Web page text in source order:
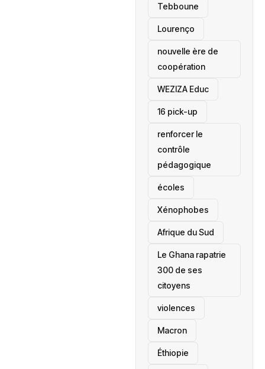
Tebboune
Lourenço
nouvelle ère de
coopération
‎WEZIZA Educ
16 pick-up
renforcer le
contrôle
pédagogique
écoles
‎Xénophobes
Afrique du Sud
Le Ghana rapatrie
300 de ses
citoyens
violences
Macron
Éthiopie